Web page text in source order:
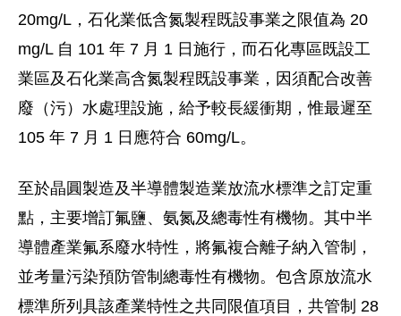
20mg/L，石化業低含氮製程既設事業之限值為 20
mg/L 自 101 年 7 月 1 日施行，而石化專區既設工
業區及石化業高含氮製程既設事業，因須配合改善
廢（污）水處理設施，給予較長緩衝期，惟最遲至
105 年 7 月 1 日應符合 60mg/L。
至於晶圓製造及半導體製造業放流水標準之訂定重
點，主要增訂氟鹽、氨氮及總毒性有機物。其中半
導體產業氟系廢水特性，將氟複合離子納入管制，
並考量污染預防管制總毒性有機物。包含原放流水
標準所列具該產業特性之共同限值項目，共管制 28